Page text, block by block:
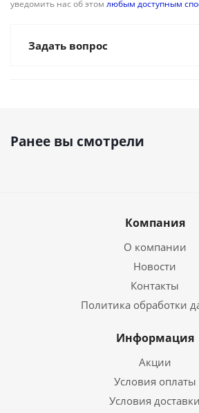
уведомить нас об этом любым доступным
Задать вопрос
Ранее вы смотрели
Компания
О компании
Новости
Контакты
Политика обработки
Информация
Акции
Условия оплаты
Условия доставки